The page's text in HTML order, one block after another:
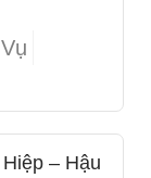
– Hậu